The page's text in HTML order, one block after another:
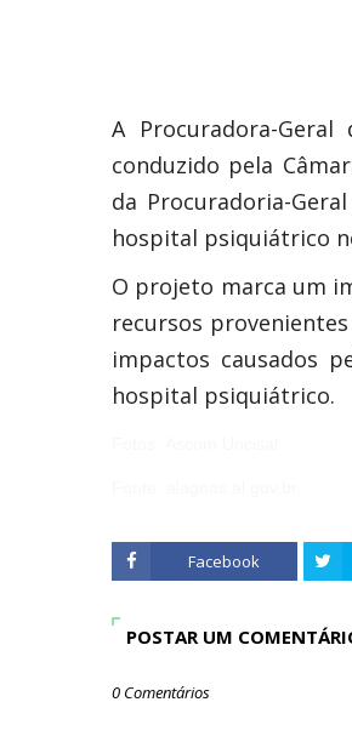
A Procuradora-
conduzido pela
da Procuradoria-
hospital psiquiátrico
O projeto marca um
recursos
impactos causados
hospital psiquiátrico.
Facebook
POSTAR UM
0 Comentários